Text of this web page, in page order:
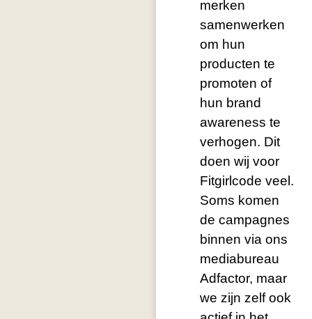
merken
samenwerken
om hun
producten te
promoten of
hun brand
awareness te
verhogen. Dit
doen wij voor
Fitgirlcode veel.
Soms komen
de campagnes
binnen via ons
mediabureau
Adfactor, maar
we zijn zelf ook